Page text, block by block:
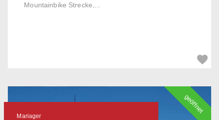
Mountainbike Strecke,...
Mariager
geöffnet